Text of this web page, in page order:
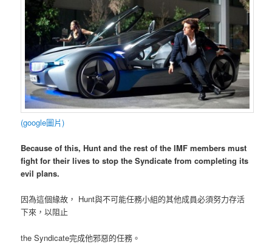
(google圖片)
Because of this, Hunt and the rest of the IMF members must
fight for their lives to stop theSyndicate from completing its
evil plans.
因為這個緣故， Hunt與不可能任務小組的其他成員必須努力存活
下來，以阻止
the Syndicate完成他邪惡的任務。